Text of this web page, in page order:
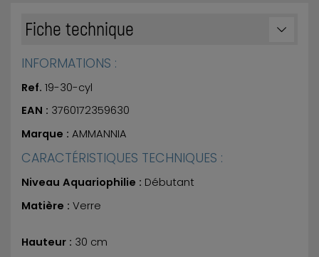
Fiche technique
INFORMATIONS :
Ref. 19-30-cyl
EAN : 3760172359630
Marque : AMMANNIA
CARACTÉRISTIQUES TECHNIQUES :
Niveau Aquariophilie : Débutant
Matière : Verre
Hauteur : 30 cm